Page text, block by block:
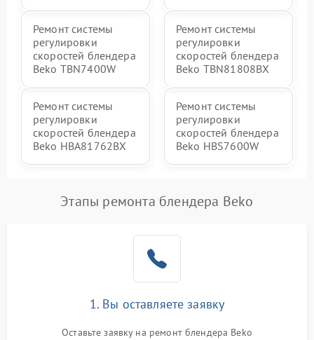
Ремонт системы
регулировки
скоростей блендера
Beko TBN7400W
Ремонт системы
регулировки
скоростей блендера
Beko TBN81808BX
Ремонт системы
регулировки
скоростей блендера
Beko HBA81762BX
Ремонт системы
регулировки
скоростей блендера
Beko HBS7600W
Этапы ремонта блендера Beko
1. Вы оставляете заявку
Оставьте заявку на ремонт блендера Beko